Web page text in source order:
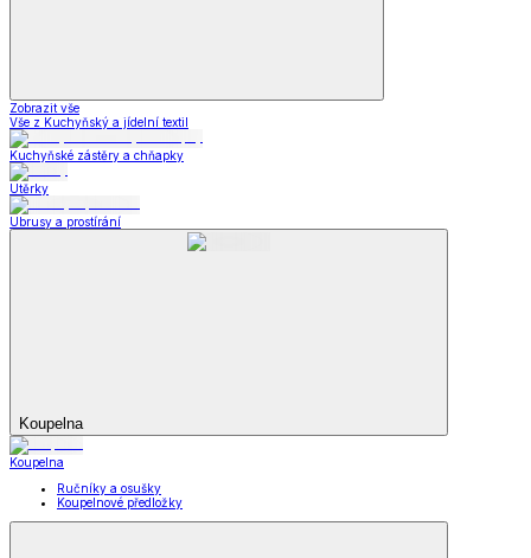
Zobrazit vše
Vše z Kuchyňský a jídelní textil
Kuchyňské zástěry a chňapky
Utěrky
Ubrusy a prostírání
Koupelna
Koupelna
Ručníky a osušky
Koupelnové předložky